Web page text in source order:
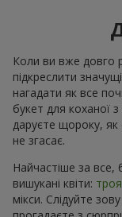
Коли ви вже довго
підкреслити
нагадати як все
букет для коханої
даруєте щороку,
не згасає.
Найчастіше за все,
вишукані квіти:
мікси. Слідуйте